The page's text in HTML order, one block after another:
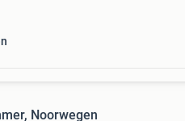
Noorwegen